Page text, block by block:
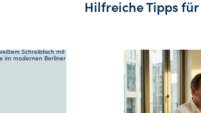
Hilfreiche Tipps